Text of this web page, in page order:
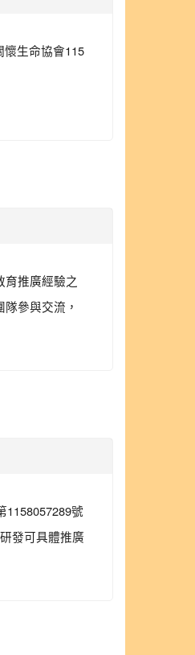
生命協會115
育推廣經驗之
參與交流，
號
發可具體推廣